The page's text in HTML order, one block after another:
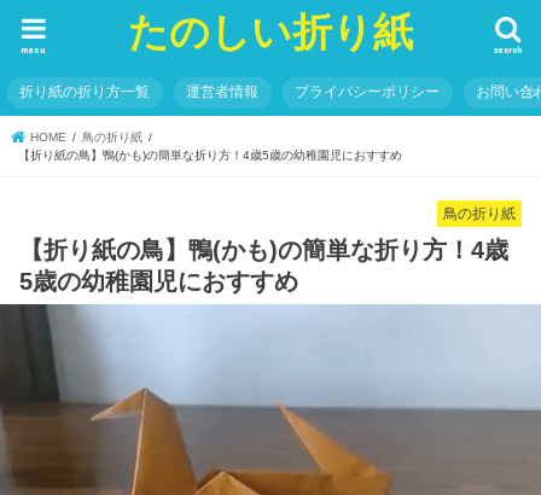
たのしい折り紙 search
menu
折り紙の折り方一覧 運営者情報 プライバシーポリシー お問い合
HOME
鳥の折り紙
【折り紙の鳥】鴨(かも)の簡単な折り方！4歳5歳の幼稚園児におすすめ
鳥の折り紙
【折り紙の鳥】鴨(かも)の簡単な折り方！4歳
5歳の幼稚園児におすすめ